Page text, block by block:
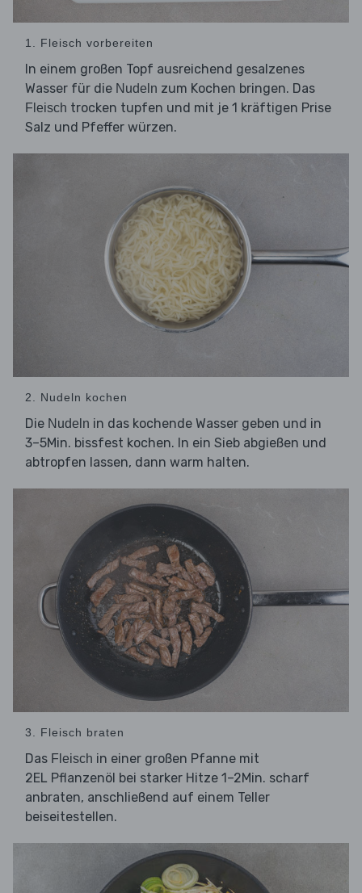
1. Fleisch vorbereiten
In einem großen Topf ausreichend gesalzenes
Wasser für die Nudeln zum Kochen bringen. Das
Fleisch trocken tupfen und mit je 1 kräftigen Prise
Salz und Pfeffer würzen.
2. Nudeln kochen
Die Nudeln in das kochende Wasser geben und in
3–5Min. bissfest kochen. In ein Sieb abgießen und
abtropfen lassen, dann warm halten.
3. Fleisch braten
Das Fleisch in einer großen Pfanne mit
2EL Pflanzenöl bei starker Hitze 1–2Min. scharf
anbraten, anschließend auf einem Teller
beiseitestellen.